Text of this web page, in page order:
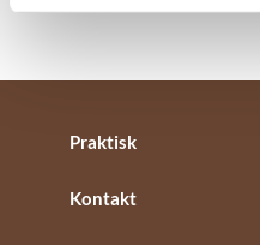
Praktisk
Kontakt